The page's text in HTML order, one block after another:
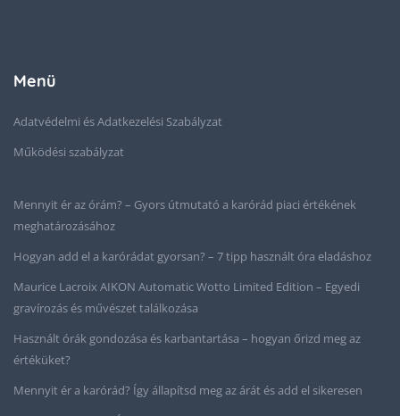
Menü
Adatvédelmi és Adatkezelési Szabályzat
Működési szabályzat
Mennyit ér az órám? – Gyors útmutató a karórád piaci értékének
meghatározásához
Hogyan add el a karórádat gyorsan? – 7 tipp használt óra eladáshoz
Maurice Lacroix AIKON Automatic Wotto Limited Edition – Egyedi
gravírozás és művészet találkozása
Használt órák gondozása és karbantartása – hogyan őrizd meg az
értéküket?
Mennyit ér a karórád? Így állapítsd meg az árát és add el sikeresen